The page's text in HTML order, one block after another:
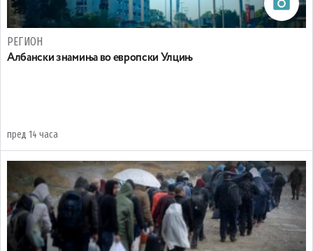
РЕГИОН
Aлбански знамиња во европски Улцињ
пред 14 часа